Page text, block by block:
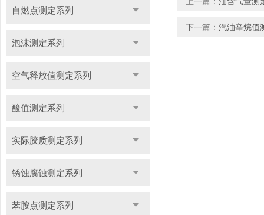
自燃点测定系列
泡沫测定系列
空气释放值测定系列
酸值测定系列
实际胶质测定系列
锈蚀腐蚀测定系列
苯胺点测定系列
下一篇： 汽油辛烷值